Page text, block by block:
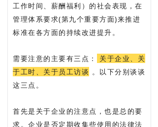
工作时间、薪酬福利）的社会表现，在
管理体系要求(第九个重要方面)来推进
标准在各方面的持续改进提升。
需要注意的主要有三点：
关于企业、关
于工时、关于员工访谈 。以下分别谈谈
这三点。
首先是关于企业的注意点，也是总的要
求。企业是否定期收集些使用的法律法